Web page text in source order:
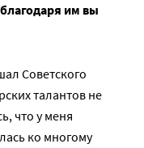
им вы
Советского
талантов не
что у меня
ко многому